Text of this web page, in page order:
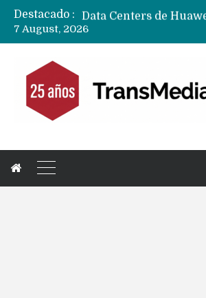
Destacado :
7 August, 2026